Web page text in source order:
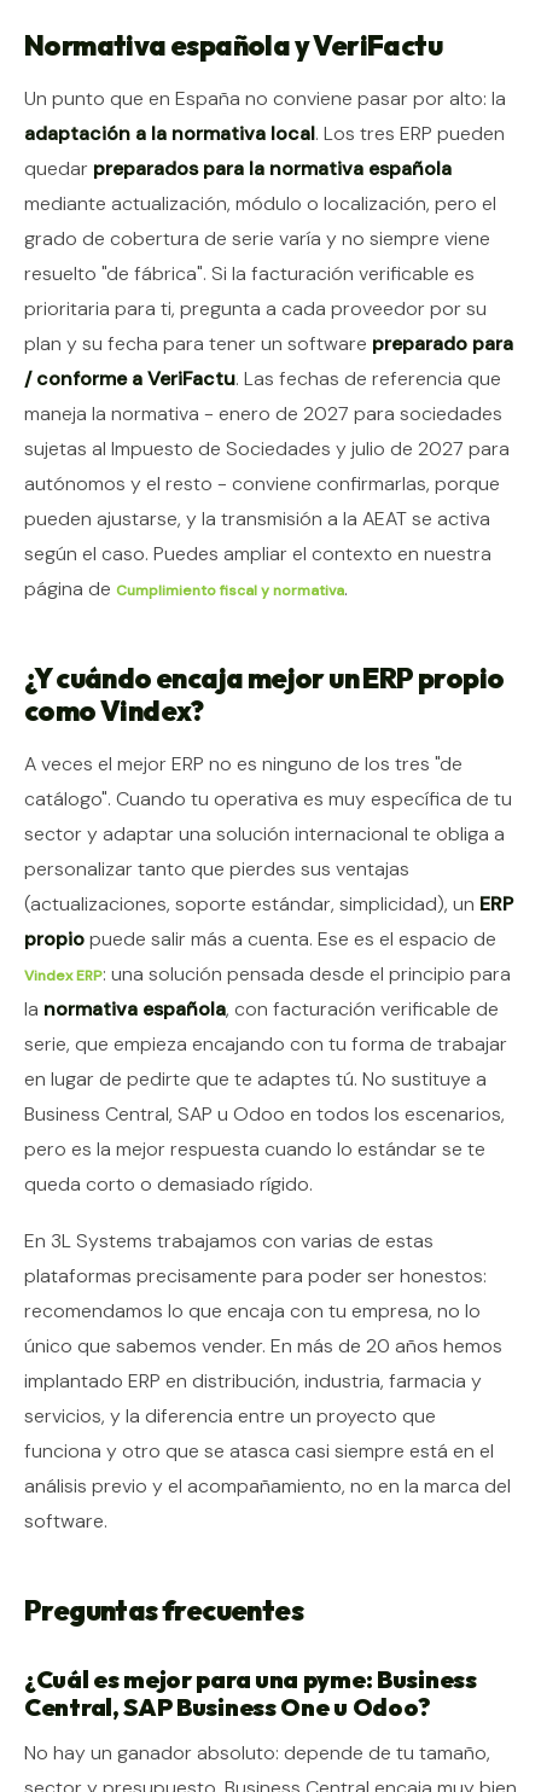
Normativa española y VeriFactu
Un punto que en España no conviene pasar por alto: la
adaptación a la normativa local. Los tres ERP pueden
quedar preparados para la normativa española
mediante actualización, módulo o localización, pero el
grado de cobertura de serie varía y no siempre viene
resuelto "de fábrica". Si la facturación verificable es
prioritaria para ti, pregunta a cada proveedor por su
plan y su fecha para tener un software preparado para
/ conforme a VeriFactu. Las fechas de referencia que
maneja la normativa - enero de 2027 para sociedades
sujetas al Impuesto de Sociedades y julio de 2027 para
autónomos y el resto - conviene confirmarlas, porque
pueden ajustarse, y la transmisión a la AEAT se activa
según el caso. Puedes ampliar el contexto en nuestra
página de Cumplimiento fiscal y normativa.
¿Y cuándo encaja mejor un ERP propio
como Vindex?
A veces el mejor ERP no es ninguno de los tres "de
catálogo". Cuando tu operativa es muy específica de tu
sector y adaptar una solución internacional te obliga a
personalizar tanto que pierdes sus ventajas
(actualizaciones, soporte estándar, simplicidad), un ERP
propiopuede salir más a cuenta. Ese es el espacio de
Vindex ERP: una solución pensada desde el principio para
la normativa española, con facturación verificable de
serie, que empieza encajando con tu forma de trabajar
en lugar de pedirte que te adaptes tú. No sustituye a
Business Central, SAP u Odoo en todos los escenarios,
pero es la mejor respuesta cuando lo estándar se te
queda corto o demasiado rígido.
En 3L Systems trabajamos con varias de estas
plataformas precisamente para poder ser honestos:
recomendamos lo que encaja con tu empresa, no lo
único que sabemos vender. En más de 20 años hemos
implantado ERP en distribución, industria, farmacia y
servicios, y la diferencia entre un proyecto que
funciona y otro que se atasca casi siempre está en el
análisis previo y el acompañamiento, no en la marca del
software.
Preguntas frecuentes
¿Cuál es mejor para una pyme: Business
Central, SAP Business One u Odoo?
No hay un ganador absoluto: depende de tu tamaño,